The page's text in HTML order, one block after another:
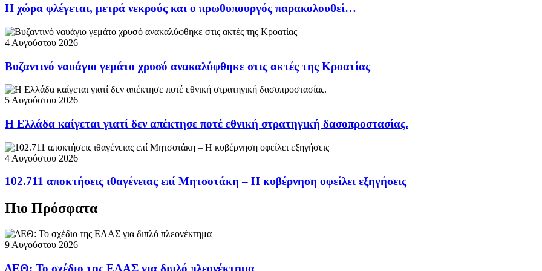
Η χώρα φλέγεται, μετρά νεκρούς και ο πρωθυπουργός παρακολουθεί…
4 Αυγούστου 2026
Βυζαντινό ναυάγιο γεμάτο χρυσό ανακαλύφθηκε στις ακτές της Κροατίας
5 Αυγούστου 2026
Η Ελλάδα καίγεται γιατί δεν απέκτησε ποτέ εθνική στρατηγική δασοπροστασίας.
4 Αυγούστου 2026
102.711 αποκτήσεις ιθαγένειας επί Μητσοτάκη – Η κυβέρνηση οφείλει εξηγήσεις
Πιο Πρόσφατα
9 Αυγούστου 2026
ΔΕΘ: Το σχέδιο της ΕΛΑΣ για διπλό πλεονέκτημα